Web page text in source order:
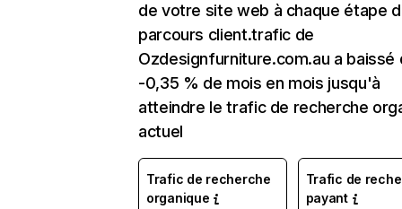
de votre site web à chaque étape
parcours client.trafic de
Ozdesignfurniture.com.au a baissé
-0,35 % de mois en mois jusqu'à
atteindre le trafic de recherche
actuel
Trafic de recherche
organique
Trafic de
payant